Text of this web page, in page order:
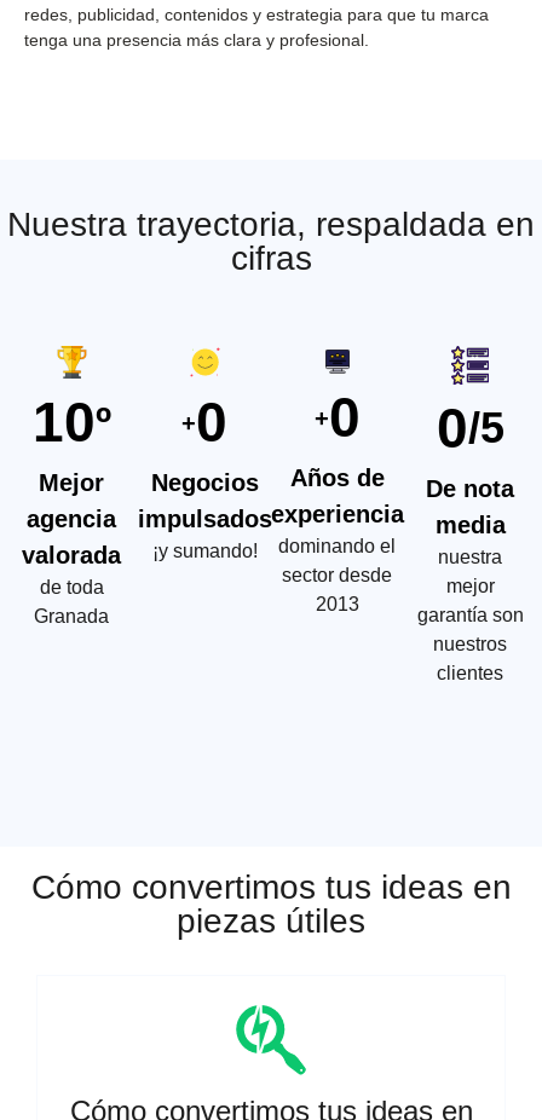
redes, publicidad, contenidos y estrategia para que tu marca
tenga una presencia más clara y profesional.
Nuestra trayectoria, respaldada en
cifras
10º
Mejor
agencia
valorada
de toda
Granada
+0
Negocios
impulsados
¡y sumando!
+0
Años de
experiencia
dominando el
sector desde
2013
0/5
De nota
media
nuestra
mejor
garantía son
nuestros
clientes
Cómo convertimos tus ideas en
piezas útiles
Cómo convertimos tus ideas en